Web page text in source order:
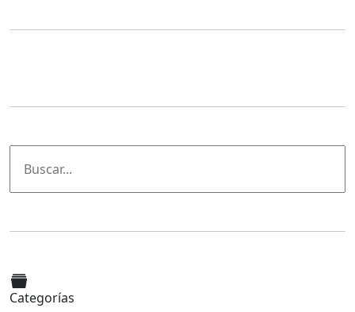
Categorías